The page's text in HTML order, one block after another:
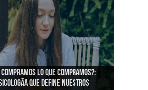
asegurar un espacio de
lo que compramos?:
que define nuestros